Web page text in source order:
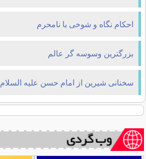
احکام نگاه و شوخی با نامحرم
بزرگترین وسوسه گر عالم
سخنانی شیرین از امام حسن علیه السلام